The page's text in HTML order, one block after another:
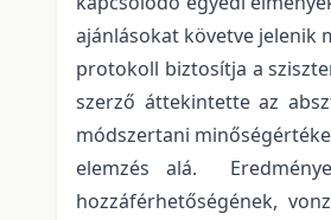
ajánlásokat követve jelenik
protokoll biztosítja a
szerző áttekintette az
módszertani
elemzés alá.
hozzáférhetőségének,